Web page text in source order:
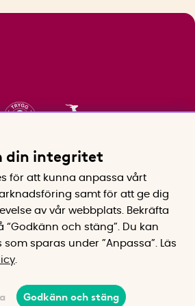
din integritet
för att kunna anpassa vårt
samt för att ge dig
av vår webbplats.
Bekräfta
och stäng”. Du kan
sparas under ”Anpassa”.
Läs
Godkänn och stäng